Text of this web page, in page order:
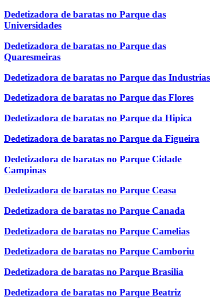
Dedetizadora de baratas no Parque das
Universidades
Dedetizadora de baratas no Parque das
Quaresmeiras
Dedetizadora de baratas no Parque das Industrias
Dedetizadora de baratas no Parque das Flores
Dedetizadora de baratas no Parque da Hipica
Dedetizadora de baratas no Parque da Figueira
Dedetizadora de baratas no Parque Cidade
Campinas
Dedetizadora de baratas no Parque Ceasa
Dedetizadora de baratas no Parque Canada
Dedetizadora de baratas no Parque Camelias
Dedetizadora de baratas no Parque Camboriu
Dedetizadora de baratas no Parque Brasilia
Dedetizadora de baratas no Parque Beatriz